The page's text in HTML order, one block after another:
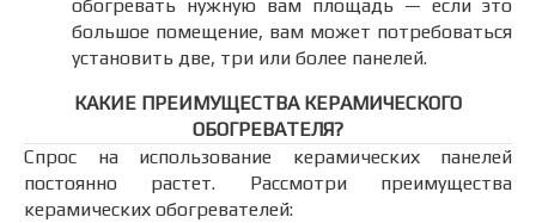
обогревать нужную вам площадь — если это
большое помещение, вам может потребоваться
установить две, три или более панелей.
КАКИЕ ПРЕИМУЩЕСТВА КЕРАМИЧЕСКОГО
ОБОГРЕВАТЕЛЯ?
Спрос на использование керамических панелей
постоянно растет. Рассмотри преимущества
керамических обогревателей: